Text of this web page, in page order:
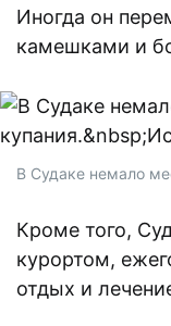
Иногда он
камешками и
В Судаке немало
Кроме того,
курортом,
отдых и